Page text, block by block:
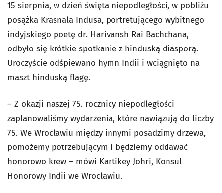
15 sierpnia, w dzień święta niepodległości, w pobliżu
posążka Krasnala Indusa, portretującego wybitnego
indyjskiego poetę dr. Harivansh Rai Bachchana,
odbyło się krótkie spotkanie z hinduską diasporą.
Uroczyście odśpiewano hymn Indii i wciągnięto na
maszt hinduską flagę.
– Z okazji naszej 75. rocznicy niepodległości
zaplanowaliśmy wydarzenia, które nawiązują do liczby
75. We Wrocławiu między innymi posadzimy drzewa,
pomożemy potrzebującym i będziemy oddawać
honorowo krew – mówi Kartikey Johri, Konsul
Honorowy Indii we Wrocławiu.